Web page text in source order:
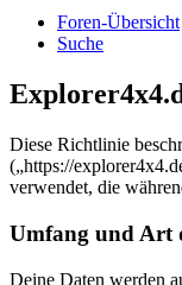
Foren-Übersicht
Suche
Diese Richtlinie
(„https://
verwendet, die
Umfang und Art
Deine Daten werden